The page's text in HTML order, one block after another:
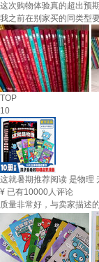
这次购物体验真的超出预
我之前在别家买的同类型
TOP
10
这就暑期推荐阅读 是物理
¥ 已有10000人评论
质量非常好，与卖家描述